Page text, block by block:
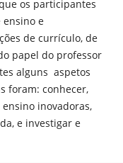
os participantes
ensino e
de currículo, de
papel do professor
alguns aspetos
foram: conhecer,
inovadoras,
e investigar e